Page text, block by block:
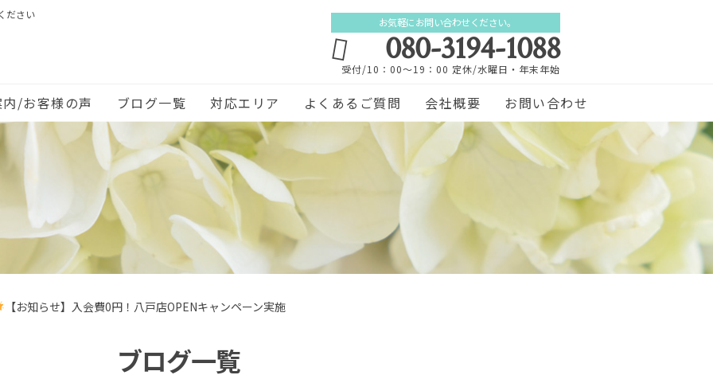
ださい
お気軽にお問い合わせください。
080-3194-1088
受付/10：00～19：00 定休/水曜日・年末年始
/お客様の声 ブログ一覧 対応エリア よくあるご質問 会社概要 お問い合わせ
【お知らせ】入会費0円！八戸店OPENキャンペーン実施
ブログ一覧